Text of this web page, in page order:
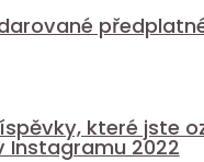
které jste
Instagramu 2022